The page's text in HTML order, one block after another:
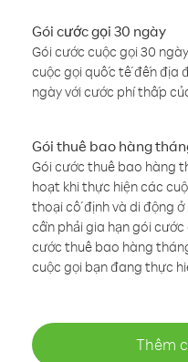
Gói cước gọi 30 ngày
Gói cước cuộc gọi 30
cuộc gọi quốc tế đến địa
ngày với cước phí thấp
Gói thuê bao hàng
Gói cước thuê bao hàng
hoạt khi thực hiện các
thoại cố định và di động
cần phải gia hạn gói
cước thuê bao hàng
cuộc gọi bạn đang thực
Thêm